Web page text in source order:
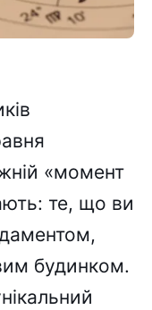
«момент
те, що ви
будинком.